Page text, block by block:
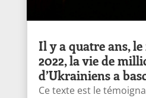
Il y a quatre ans,
2022, la vie de
d’Ukrainiens a
Ce texte est le